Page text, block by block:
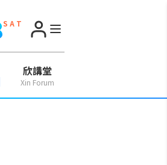
S A T
欣講堂
Xin Forum